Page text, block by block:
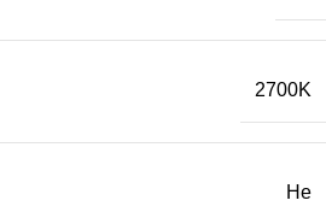
2700K
Не